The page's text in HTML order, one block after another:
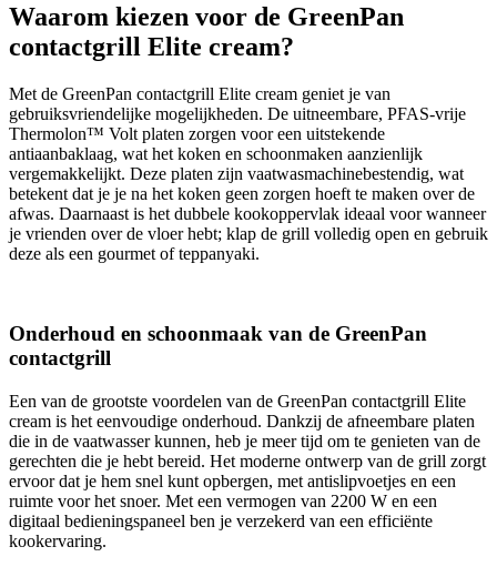
Waarom kiezen voor de GreenPan
contactgrill Elite cream?
Met de GreenPan contactgrill Elite cream geniet je van
gebruiksvriendelijke mogelijkheden. De uitneembare, PFAS-vrije
Thermolon™ Volt platen zorgen voor een uitstekende
antiaanbaklaag, wat het koken en schoonmaken aanzienlijk
vergemakkelijkt. Deze platen zijn vaatwasmachinebestendig, wat
betekent dat je je na het koken geen zorgen hoeft te maken over de
afwas. Daarnaast is het dubbele kookoppervlak ideaal voor wanneer
je vrienden over de vloer hebt; klap de grill volledig open en gebruik
deze als een gourmet of teppanyaki.
Onderhoud en schoonmaak van de GreenPan
contactgrill
Een van de grootste voordelen van de GreenPan contactgrill Elite
cream is het eenvoudige onderhoud. Dankzij de afneembare platen
die in de vaatwasser kunnen, heb je meer tijd om te genieten van de
gerechten die je hebt bereid. Het moderne ontwerp van de grill zorgt
ervoor dat je hem snel kunt opbergen, met antislipvoetjes en een
ruimte voor het snoer. Met een vermogen van 2200 W en een
digitaal bedieningspaneel ben je verzekerd van een efficiënte
kookervaring.